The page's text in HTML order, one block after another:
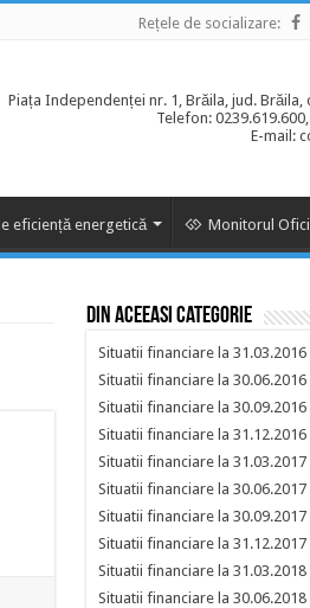
Rețele de socializare:
Piața Independenței nr. 1, Brăila, jud.
Telefon:
E-mail:
eficiență energetică Monitorul
Din aceeasi categorie
Situatii financiare la 31.03.2016
Situatii financiare la 30.06.2016
Situatii financiare la 30.09.2016
Situatii financiare la 31.12.2016
Situatii financiare la 31.03.2017
Situatii financiare la 30.06.2017
Situatii financiare la 30.09.2017
Situatii financiare la 31.12.2017
Situatii financiare la 31.03.2018
Situatii financiare la 30.06.2018